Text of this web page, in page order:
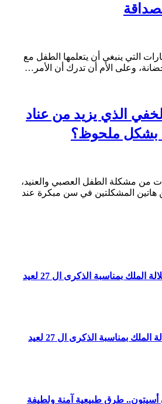
التي ينبغي أن يتعلمها الطفل مع
وعلى الأم أن تدرك أن الأمر…
الذي يزيد من عناد
بشكل ملحوظ؟
من مشكلة الطفل العصبي والعنيد،
هاتين المشكلتين في سن مبكرة عند
شيماء مرزوق تهنئ جلالة الملك بمناسبة الذكرى ال 27 لعيد
لبنى العجاني تهنئ جلالة الملك بمناسبة الذكرى ال 27 لعيد
أسيتون.. طرق طبيعية آمنة ولطيفة